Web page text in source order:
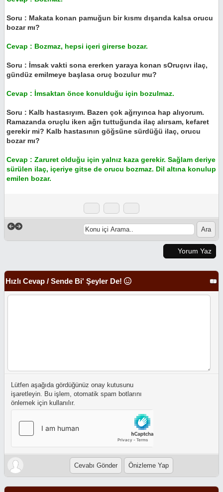
Soru : Makata konan pamuğun bir kısmı dışarıda kalsa orucu
bozar mı?
Cevap : Bozmaz, hepsi içeri girerse bozar.
Soru : İmsak vakti sona ererken yaraya konan sOruçıvı ilaç,
gündüz emilmeye başlasa oruç bozulur mu?
Cevap : İmsaktan önce konulduğu için bozulmaz.
Soru : Kalb hastasıyım. Bazen çok ağrıyınca hap alıyorum.
Ramazanda oruçlu iken ağrı tuttuğunda ilaç alırsam, kefaret
gerekir mi? Kalb hastasının göğsüne sürdüğü ilaç, orucu
bozar mı?
Cevap : Zaruret olduğu için yalnız kaza gerekir. Sağlam deriye
sürülen ilaç, içeriye gitse de orucu bozmaz. Dil altına konulup
emilen bozar.
Yorum Yaz
Hızlı Cevap / Sende Bi' Şeyler De!
Lütfen aşağıda gördüğünüz onay kutusunu
işaretleyin. Bu işlem, otomatik spam botlarını
önlemek için kullanılır.